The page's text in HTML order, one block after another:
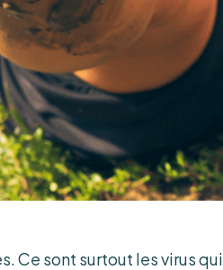
Ce sont surtout les virus qui